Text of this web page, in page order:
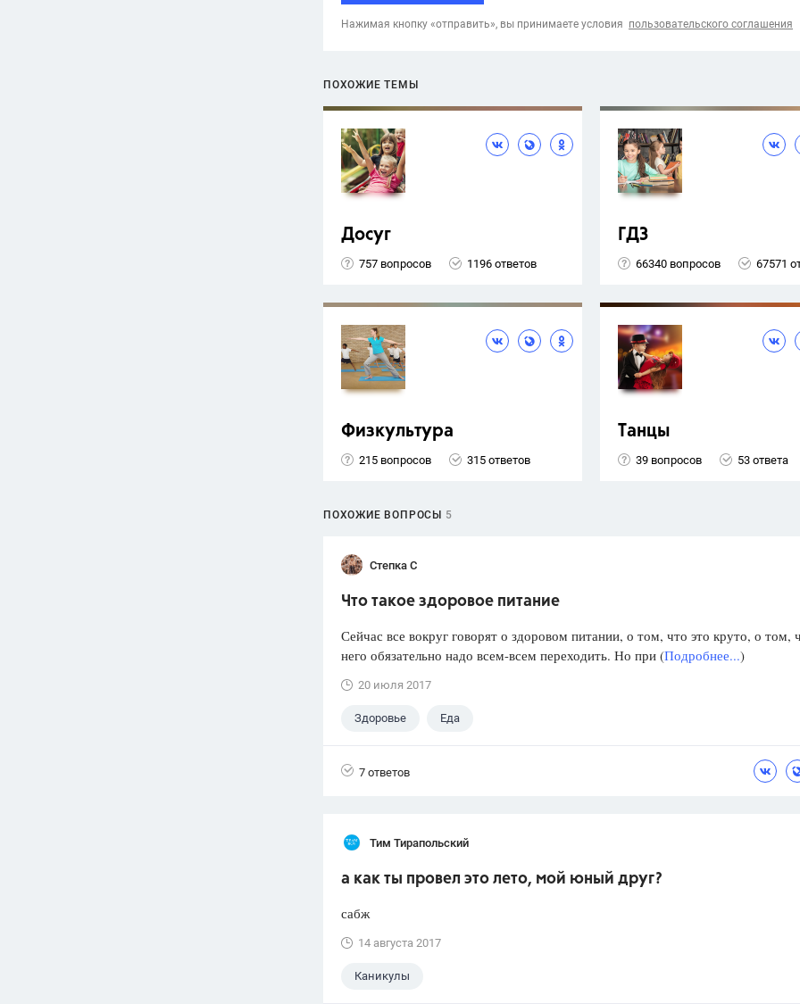
Нажимая кнопку «отправить», вы принимаете условия пользовательского соглашения
ПОХОЖИЕ ТЕМЫ
Досуг
757 вопросов 1196 ответов
ГДЗ
66340 вопросов 67571
Физкультура
215 вопросов 315 ответов
Танцы
39 вопросов 53 ответа
ПОХОЖИЕ ВОПРОСЫ 5
Степка С
Что такое здоровое питание
Сейчас все вокруг говорят о здоровом питании, о том, что это круто, о том,
него обязательно надо всем-всем переходить. Но при (Подробнее...)
20 июля 2017
Здоровье Еда
7 ответов
Тим Тирапольский
а как ты провел это лето, мой юный друг?
сабж
14 августа 2017
Каникулы